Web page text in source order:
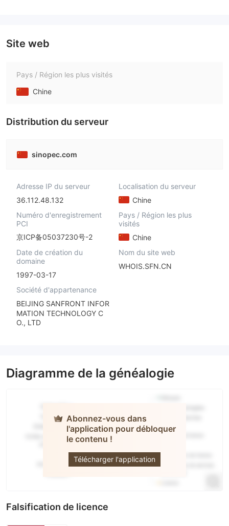
Site web
Pays / Région les plus visités
Chine
Distribution du serveur
sinopec.com
Adresse IP du serveur
36.112.48.132
Localisation du serveur
Chine
Numéro d'enregistrement
PCI
京ICP备05037230号-2
Pays / Région les plus
visités
Chine
Date de création du
domaine
1997-03-17
Nom du site web
WHOIS.SFN.CN
Société d'appartenance
BEIJING SANFRONT INFOR
MATION TECHNOLOGY C
O., LTD
Diagramme de la généalogie
Abonnez-vous dans
l'application pour débloquer
le contenu !
Télécharger l'application
SHANGHAI
ZHESHI
FUTURES
Falsification de licence